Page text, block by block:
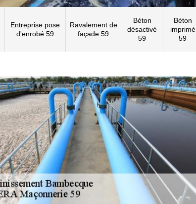
Entreprise pose
d'enrobé 59
Ravalement de
façade 59
Béton
désactivé
59
Béton
imprimé
59